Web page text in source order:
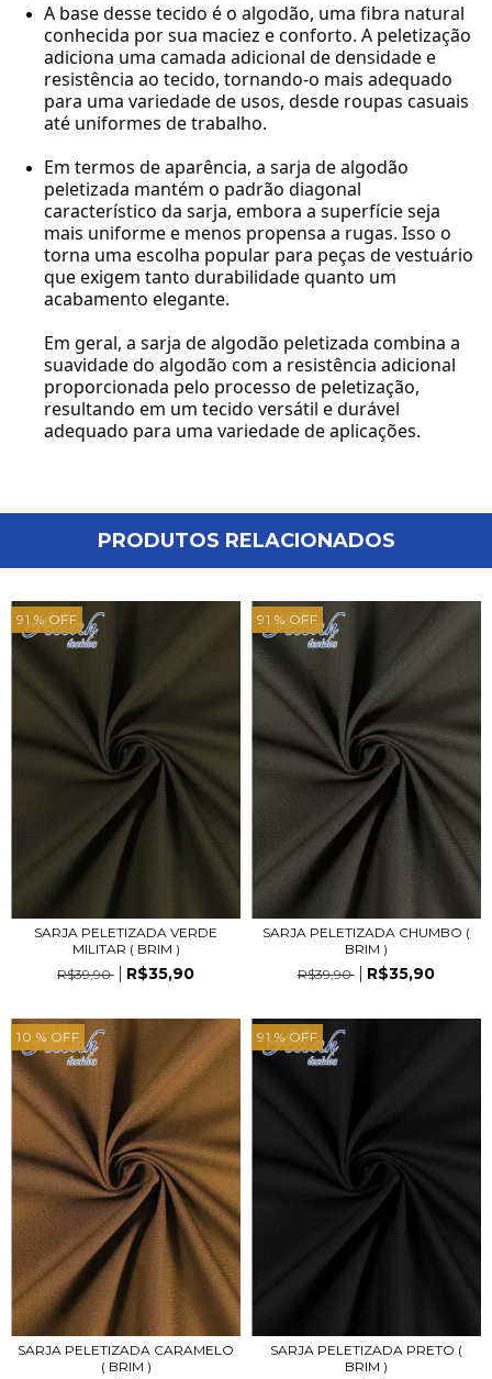
A base desse tecido é o algodão, uma fibra natural
conhecida por sua maciez e conforto. A peletização
adiciona uma camada adicional de densidade e
resistência ao tecido, tornando-o mais adequado
para uma variedade de usos, desde roupas casuais
até uniformes de trabalho.
Em termos de aparência, a sarja de algodão
peletizada mantém o padrão diagonal
característico da sarja, embora a superfície seja
mais uniforme e menos propensa a rugas. Isso o
torna uma escolha popular para peças de vestuário
que exigem tanto durabilidade quanto um
acabamento elegante.
Em geral, a sarja de algodão peletizada combina a
suavidade do algodão com a resistência adicional
proporcionada pelo processo de peletização,
resultando em um tecido versátil e durável
adequado para uma variedade de aplicações.
PRODUTOS RELACIONADOS
91 % OFF
SARJA PELETIZADA VERDE
MILITAR ( BRIM )
R$39,90
R$35,90
91 % OFF
SARJA PELETIZADA CHUMBO (
BRIM )
R$39,90
R$35,90
10 % OFF
SARJA PELETIZADA CARAMELO
( BRIM )
91 % OFF
SARJA PELETIZADA PRETO (
BRIM )